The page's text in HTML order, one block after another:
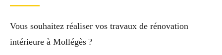
Vous souhaitez réaliser vos travaux de rénovation
intérieure à Mollégès ?